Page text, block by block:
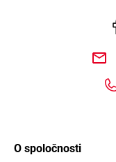
O spoločnosti